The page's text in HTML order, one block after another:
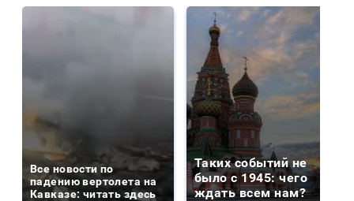
Все новости по
падению вертолета на
Кавказе: читать здесь
Таких событий не
было с 1945: чего
ждать всем нам?